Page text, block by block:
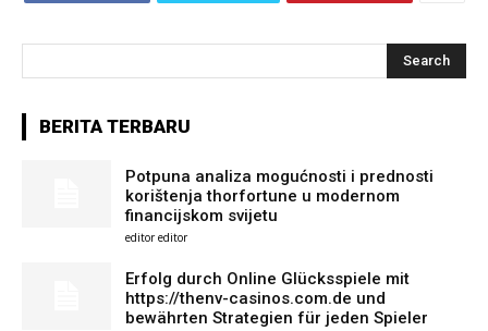
Search
BERITA TERBARU
Potpuna analiza mogućnosti i prednosti
korištenja thorfortune u modernom
financijskom svijetu
editor editor
Erfolg durch Online Glücksspiele mit
https://thenv-casinos.com.de und
bewährten Strategien für jeden Spieler